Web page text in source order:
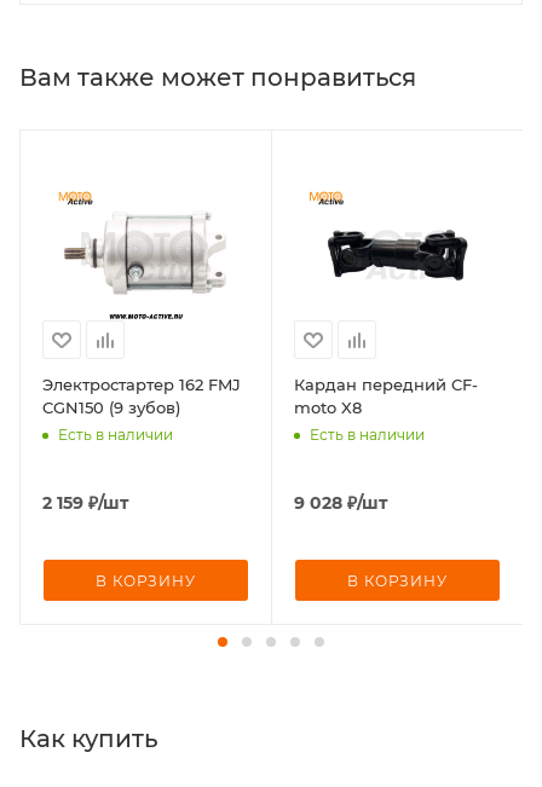
Вам также может понравиться
Электростартер 162 FMJ
CGN150 (9 зубов)
Есть в наличии
2 159 ₽/шт
В КОРЗИНУ
Кардан передний CF-
moto X8
Есть в наличии
9 028 ₽/шт
В КОРЗИНУ
Как купить